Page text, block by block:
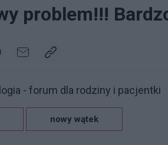
problem!!!
- forum dla rodziny i pacjentki
nowy wątek